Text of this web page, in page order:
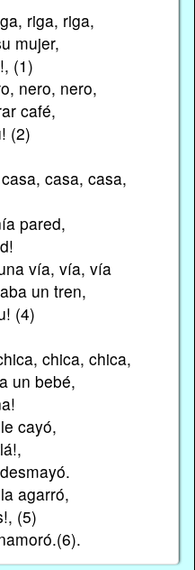
riga, riga,
mujer,
(1)
nero, nero,
café,
(2)
casa, casa,
pared,
vía, vía, vía
un tren,
(4)
chica, chica,
un bebé,
cayó,
agarró,
(5)